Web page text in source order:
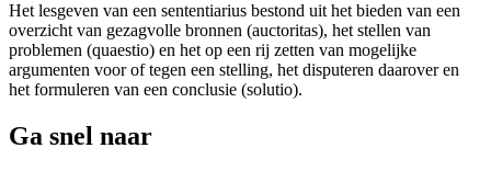
Het lesgeven van een sententiarius bestond uit het bieden van een
overzicht van gezagvolle bronnen (auctoritas), het stellen van
problemen (quaestio) en het op een rij zetten van mogelijke
argumenten voor of tegen een stelling, het disputeren daarover en
het formuleren van een conclusie (solutio).
Ga snel naar